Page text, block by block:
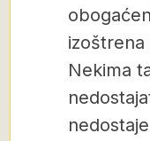
izoštrena
Nekima